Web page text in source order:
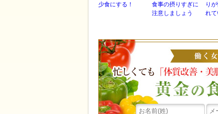
少食にする！
食事の摂りすぎに
注意しましょう
り
れ